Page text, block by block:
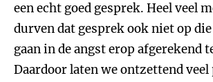
een echt goed gesprek. Heel veel
durven dat gesprek ook niet op
gaan in de angst erop afgerekend
Daardoor laten we ontzettend